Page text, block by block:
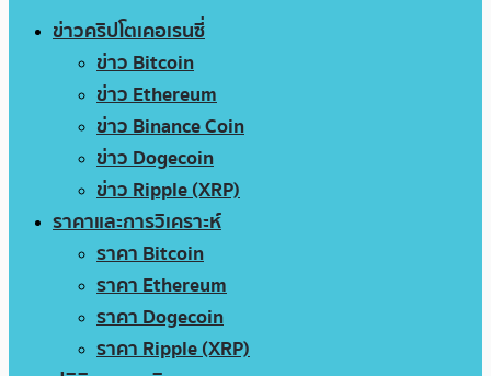
ข่าวคริปโตเคอเรนซี่
ข่าว Bitcoin
ข่าว Ethereum
ข่าว Binance Coin
ข่าว Dogecoin
ข่าว Ripple (XRP)
ราคาและการวิเคราะห์
ราคา Bitcoin
ราคา Ethereum
ราคา Dogecoin
ราคา Ripple (XRP)